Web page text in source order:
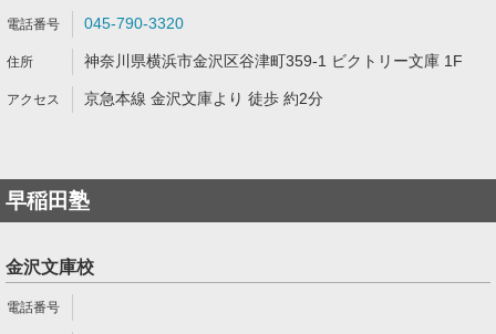
045-790-3320
神奈川県横浜市金沢区谷津町359-1 ビクトリー文庫 1F
京急本線 金沢文庫より 徒歩 約2分
早稲田塾
金沢文庫校